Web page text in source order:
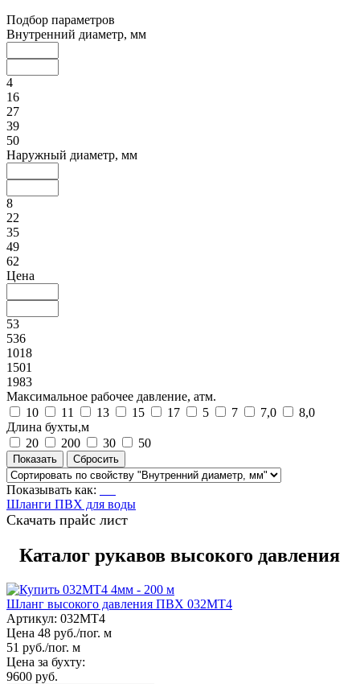
Подбор параметров
Внутренний диаметр, мм
4
16
27
39
50
Наружный диаметр, мм
8
22
35
49
62
Цена
53
536
1018
1501
1983
Максимальное рабочее давление, атм.
10
11 13 15 17 5 7 7,0
8,0
Длина бухты,м
20
200 30 50
Показывать как:
Шланги ПВХ для воды
Скачать прайс лист
Каталог рукавов высокого давления
Шланг высокого давления ПВХ 032МТ4
Артикул: 032МТ4
Цена 48 руб./пог. м
51 руб./пог. м
Цена за бухту:
9600 руб.